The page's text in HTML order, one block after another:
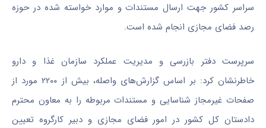
سراسر کشور جهت ارسال مستندات و موارد خواسته شده در حوزه
رصد فضای مجازی انجام شده است.
سرپرست دفتر بازرسی و مدیریت عملکرد سازمان غذا و دارو
خاطرنشان کرد: بر اساس گزارش‌های واصله، بیش از ۲۲۰۰ مورد از
صفحات غیرمجاز شناسایی و مستندات مربوطه را به معاون محترم
دادستان کل کشور در امور فضای مجازی و دبیر کارگروه تعیین